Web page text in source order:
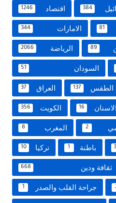
384 اقتصاد 1246
81 الامارات 344
89 الرياضة 2066
السودان 51
الطقس 137 العراق 37
16 الكويت 356
2 المغرب 8
باطنة 1 تركيا 10
ثقافة ودين 668
جراحة القلب والصدر 1